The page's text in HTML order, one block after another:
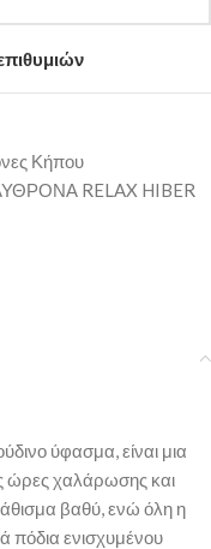
Κήπου
RELAX HIBER
ύφασμα, είναι μια
ώρες χαλάρωσης και
βαθύ, ενώ όλη η
πόδια ενισχυμένου